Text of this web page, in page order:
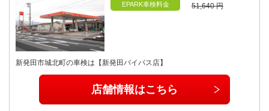
EPARK車検料金
51,640 円
新発田市城北町の車検は【新発田バイパス店】
店舗情報はこちら